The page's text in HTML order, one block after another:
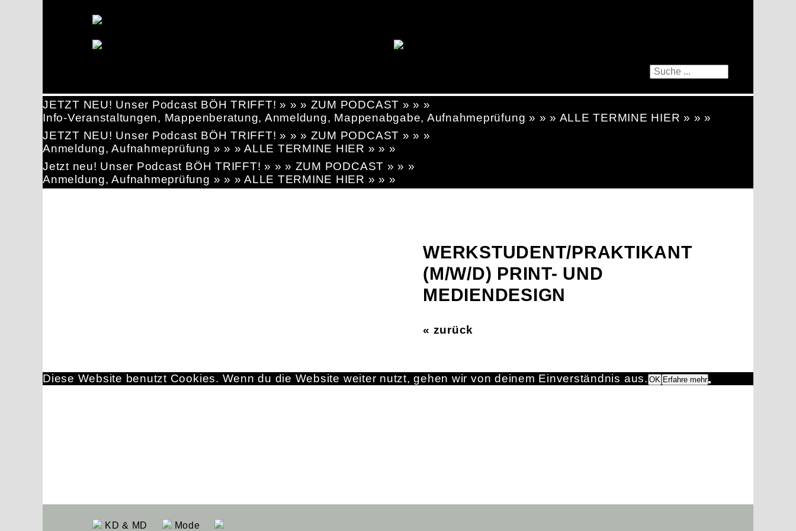
JETZT NEU! Unser Podcast BÖH TRIFFT! » » » ZUM PODCAST » » »
Info-Veranstaltungen, Mappenberatung, Anmeldung, Mappenabgabe, Aufnahmeprüfung » » » ALLE TERMINE HIER » » »
JETZT NEU! Unser Podcast BÖH TRIFFT! » » » ZUM PODCAST » » »
Anmeldung, Aufnahmeprüfung » » » ALLE TERMINE HIER » » »
Jetzt neu! Unser Podcast BÖH TRIFFT! » » » ZUM PODCAST » » »
Anmeldung, Aufnahmeprüfung » » » ALLE TERMINE HIER » » »
WERKSTUDENT/PRAKTIKANT
(M/W/D) PRINT- UND
MEDIENDESIGN
« zurück
KD & MD Mode
Diese Website benutzt Cookies. Wenn du die Website weiter nutzt, gehen wir von deinem Einverständnis aus. OK Erfahre mehr